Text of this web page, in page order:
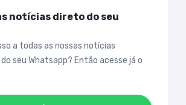
notícias direto do seu
a todas as nossas notícias
seu Whatsapp? Então acesse já o